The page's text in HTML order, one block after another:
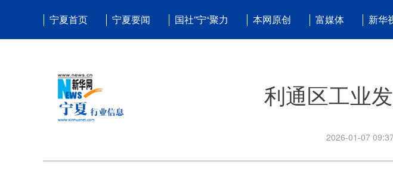
宁夏首页 宁夏要闻 国社”宁“聚力 本网原创 富媒体 新华
利通区工业
2026-01-07